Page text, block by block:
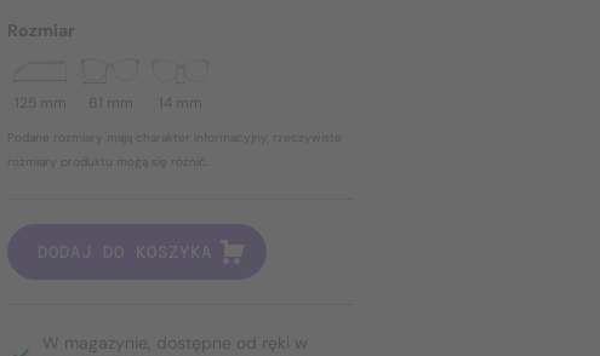
Rozmiar
125 mm 61 mm 14 mm
Podane rozmiary mają charakter informacyjny, rzeczywiste
rozmiary produktu mogą się różnić.
DODAJ DO KOSZYKA
W magazynie, dostępne od ręki w